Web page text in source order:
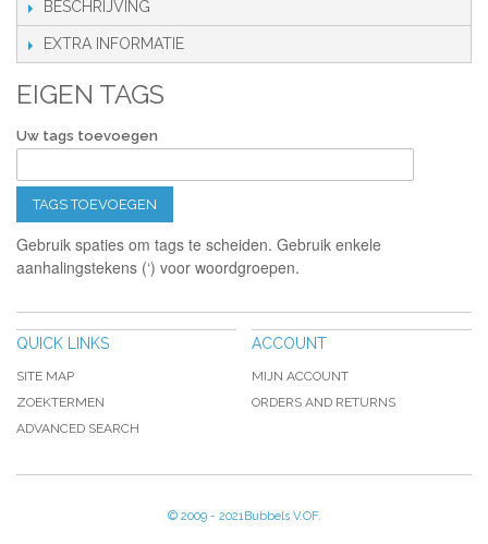
BESCHRIJVING
EXTRA INFORMATIE
EIGEN TAGS
Uw tags toevoegen
TAGS TOEVOEGEN
Gebruik spaties om tags te scheiden. Gebruik enkele
aanhalingstekens (‘) voor woordgroepen.
QUICK LINKS
SITE MAP
ZOEKTERMEN
ADVANCED SEARCH
ACCOUNT
MIJN ACCOUNT
ORDERS AND RETURNS
© 2009 - 2021Bubbels V.OF.